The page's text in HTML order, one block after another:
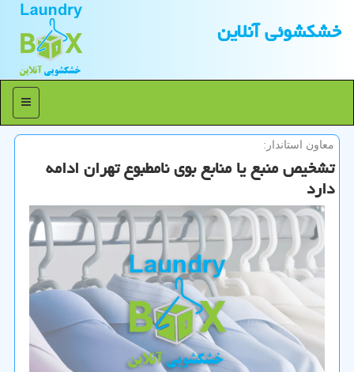
خشكشوئی آنلاین
منو
معاون استاندار:
تشخیص منبع یا منابع بوی نامطبوع تهران ادامه
دارد